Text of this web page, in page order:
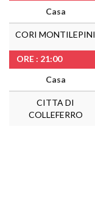
Casa
CORI MONTILEPINI
ORE : 21:00
Casa
CITTA DI
COLLEFERRO